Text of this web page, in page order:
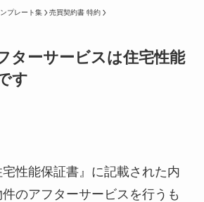
プレート集 売買契約書 特約
ターサービスは住宅性能
す
性能保証書』に記載された内
のアフターサービスを行うも